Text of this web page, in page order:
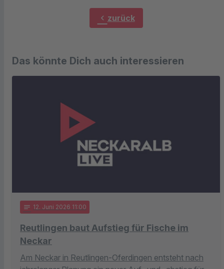
chevron_left zurück
Das könnte Dich auch interessieren
notes 12. Juni 2026 11:00
Reutlingen baut Aufstieg für Fische im
Neckar
Am Neckar in Reutlingen-Oferdingen entsteht nach